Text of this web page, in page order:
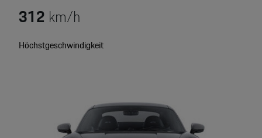
312 km/h
Höchstgeschwindigkeit